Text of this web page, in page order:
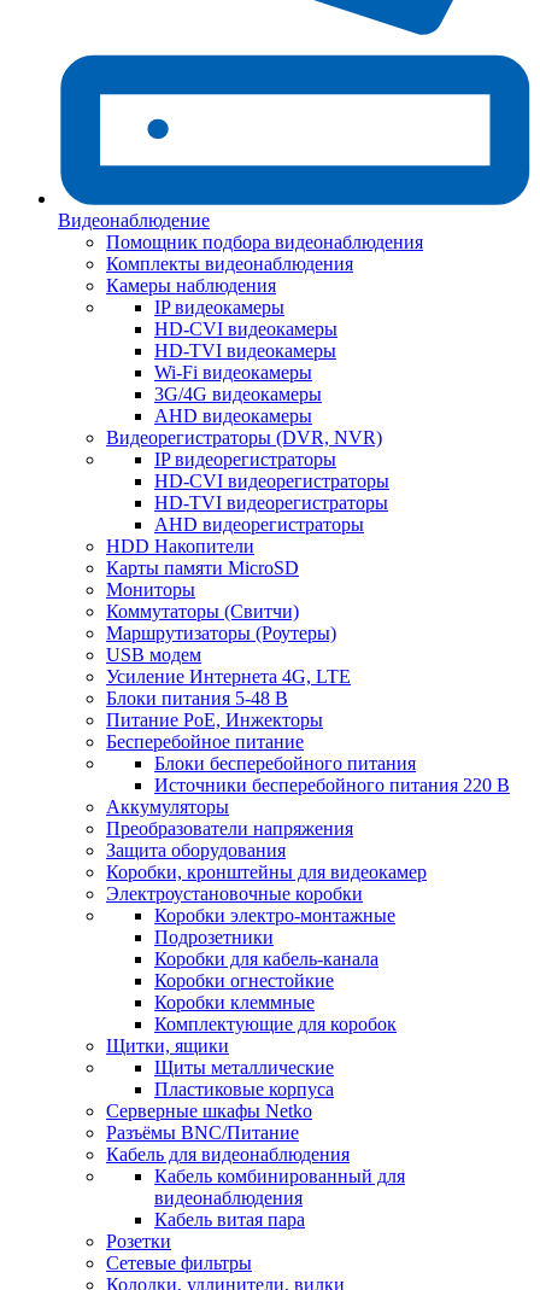
Видеонаблюдение
Помощник подбора видеонаблюдения
Комплекты видеонаблюдения
Камеры наблюдения
IP видеокамеры
HD-CVI видеокамеры
HD-TVI видеокамеры
Wi-Fi видеокамеры
3G/4G видеокамеры
AHD видеокамеры
Видеорегистраторы (DVR, NVR)
IP видеорегистраторы
HD-CVI видеорегистраторы
HD-TVI видеорегистраторы
AHD видеорегистраторы
HDD Накопители
Карты памяти MicroSD
Мониторы
Коммутаторы (Свитчи)
Маршрутизаторы (Роутеры)
USB модем
Усиление Интернета 4G, LTE
Блоки питания 5-48 В
Питание PoE, Инжекторы
Бесперебойное питание
Блоки бесперебойного питания
Источники бесперебойного питания 220 В
Аккумуляторы
Преобразователи напряжения
Защита оборудования
Коробки, кронштейны для видеокамер
Электроустановочные коробки
Коробки электро-монтажные
Подрозетники
Коробки для кабель-канала
Коробки огнестойкие
Коробки клеммные
Комплектующие для коробок
Щитки, ящики
Щиты металлические
Пластиковые корпуса
Серверные шкафы Netko
Разъёмы BNC/Питание
Кабель для видеонаблюдения
Кабель комбинированный для
видеонаблюдения
Кабель витая пара
Розетки
Сетевые фильтры
Колодки, удлинители, вилки